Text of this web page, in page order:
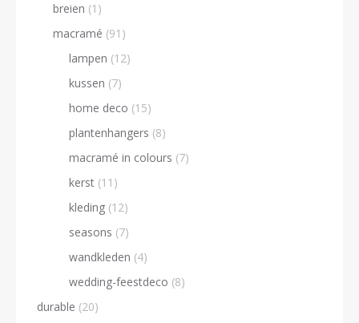
breien (1)
macramé (91)
lampen (12)
kussen (7)
home deco (15)
plantenhangers (8)
macramé in colours (7)
kerst (11)
kleding (12)
seasons (7)
wandkleden (4)
wedding-feestdeco (8)
durable (20)